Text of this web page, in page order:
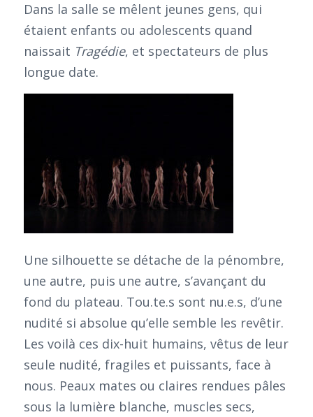
Dans la salle se mêlent jeunes gens, qui
étaient enfants ou adolescents quand
naissait Tragédie, et spectateurs de plus
longue date.
Une silhouette se détache de la pénombre,
une autre, puis une autre, s’avançant du
fond du plateau. Tou.te.s sont nu.e.s, d’une
nudité si absolue qu’elle semble les revêtir.
Les voilà ces dix-huit humains, vêtus de leur
seule nudité, fragiles et puissants, face à
nous. Peaux mates ou claires rendues pâles
sous la lumière blanche, muscles secs,